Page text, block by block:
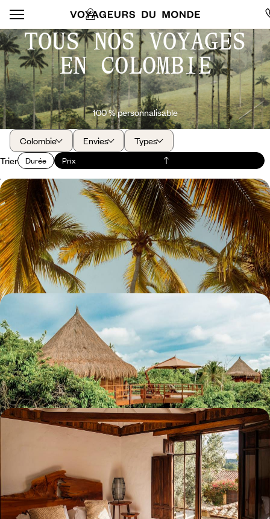
TOUS NOS VOYAGES
EN COLOMBIE
100 % personnalisable
Colombie Envies
Types
Trier
Durée Prix
Palmiers géants, cabaña et tyroliennes - La
Colombie active avec les ados
En un voyage, entrevoir la diversité du pays, l'énergie des villes, la
douceur de la côte Caraïbe et cette nature colombienne magique
14 jours, de 3800 à 4900 €
De Bogotá aux Caraïbes lumineuses - Colombia mi
amor
Après un prélude énergique à Bogotá, tomber amoureux des multiples
visages de la côte caribéenne – plage, jungle, îles, sierra...
11 jours, de 4200 à 5600 €
Résiliences et cultures colombiennes - Legs
colonial, mues urbaines et douceur littorale
De cités emblématiques en bourgades coloniales, apprécier la richesse
culturelle de la Colombie au fil de villes au charisme envoûtant
14 jours, de 4300 à 5900 €